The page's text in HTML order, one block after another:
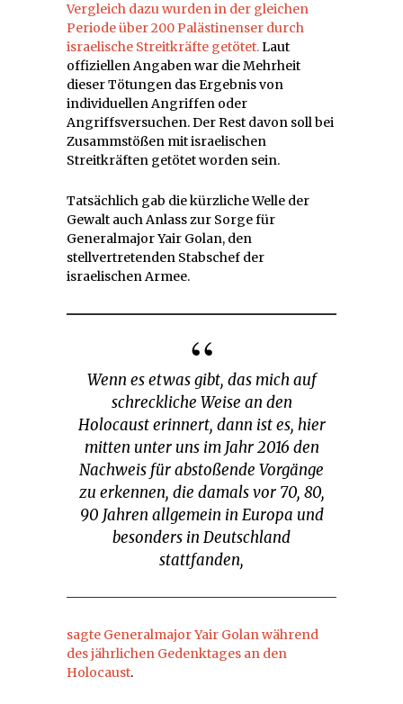
Vergleich dazu wurden in der gleichen
Periode über 200 Palästinenser durch
israelische Streitkräfte getötet.Laut
offiziellen Angaben war die Mehrheit
dieser Tötungen das Ergebnis von
individuellen Angriffen oder
Angriffsversuchen. Der Rest davon soll bei
Zusammstößen mit israelischen
Streitkräften getötet worden sein.
Tatsächlich gab die kürzliche Welle der
Gewalt auch Anlass zur Sorge für
Generalmajor Yair Golan, den
stellvertretenden Stabschef der
israelischen Armee.
Wenn es etwas gibt, das mich auf
schreckliche Weise an den
Holocaust erinnert, dann ist es, hier
mitten unter uns im Jahr 2016 den
Nachweis für abstoßende Vorgänge
zu erkennen, die damals vor 70, 80,
90 Jahren allgemein in Europa und
besonders in Deutschland
stattfanden,
sagte Generalmajor Yair Golan während
des jährlichen Gedenktages an den
Holocaust.